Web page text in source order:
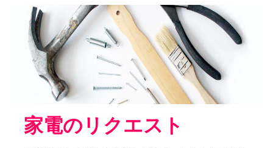
家電のリクエスト